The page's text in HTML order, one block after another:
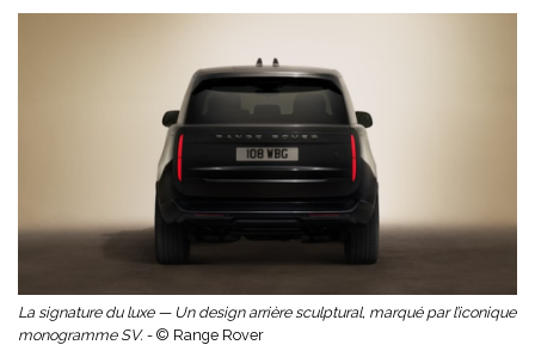
La signature du luxe — Un design arrière sculptural, marqué par l’iconique
monogramme SV. - © Range Rover